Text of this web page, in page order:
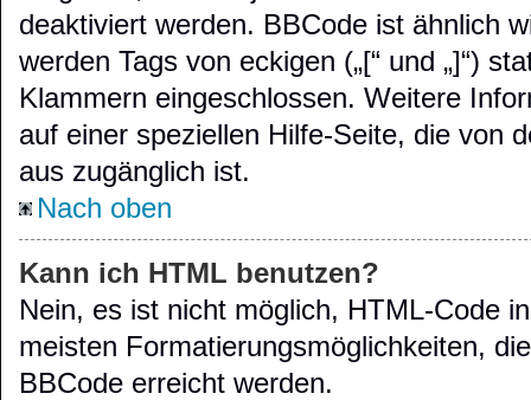
deaktiviert werden. BBCode ist ähnlich
werden Tags von eckigen („[“ und „]“)
Klammern eingeschlossen. Weitere
auf einer speziellen Hilfe-Seite, die von
aus zugänglich ist.
Nach oben
Kann ich HTML benutzen?
Nein, es ist nicht möglich, HTML-Code
meisten Formatierungsmöglichkeiten,
BBCode erreicht werden.